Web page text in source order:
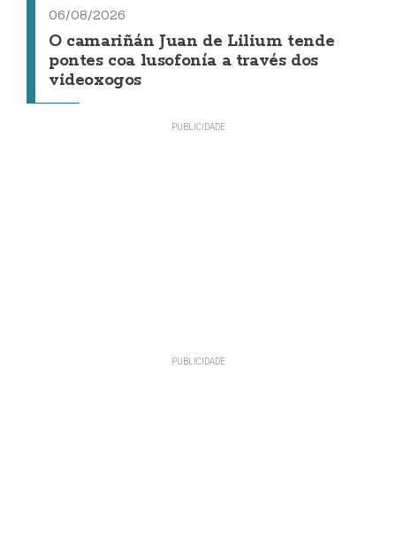
06/08/2026
O camariñán Juan de Lilium tende
pontes coa lusofonía a través dos
videoxogos